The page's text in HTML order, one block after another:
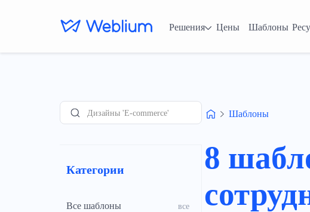
Решения Цены Шаблоны
ПоискДизайны 'E-commerce'
Категории
Все шаблоны все
Шаблоны
8